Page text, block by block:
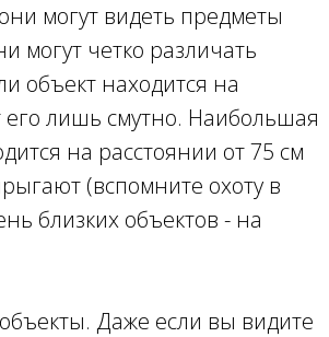
могут видеть предметы
могут четко различать
объект находится на
его лишь смутно. Наибольшая
на расстоянии от 75 см
(вспомните охоту в
близких объектов - на
Даже если вы видите